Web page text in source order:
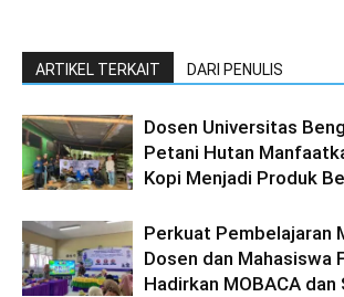
ARTIKEL TERKAIT DARI PENULIS
Dosen Universitas
Petani Hutan
Kopi Menjadi Produk
Perkuat Pembelajaran
Dosen dan Mahasiswa
Hadirkan MOBACA dan